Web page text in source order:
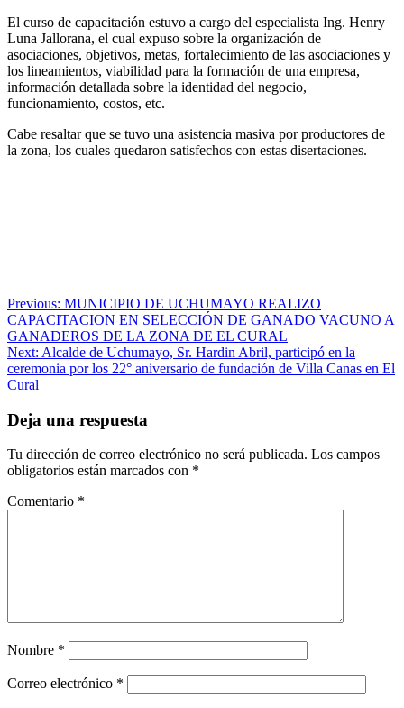
El curso de capacitación estuvo a cargo del especialista Ing. Henry
Luna Jallorana, el cual expuso sobre la organización de
asociaciones, objetivos, metas, fortalecimiento de las asociaciones y
los lineamientos, viabilidad para la formación de una empresa,
información detallada sobre la identidad del negocio,
funcionamiento, costos, etc.
Cabe resaltar que se tuvo una asistencia masiva por productores de
la zona, los cuales quedaron satisfechos con estas disertaciones.
Navegación
de
entradas
Previous: MUNICIPIO DE UCHUMAYO REALIZO
CAPACITACION EN SELECCIÓN DE GANADO VACUNO A
GANADEROS DE LA ZONA DE EL CURAL
Next: Alcalde de Uchumayo, Sr. Hardin Abril, participó en la
ceremonia por los 22° aniversario de fundación de Villa Canas en El
Cural
Deja una respuesta
Tu dirección de correo electrónico no será publicada. Los campos
obligatorios están marcados con *
Comentario *
Nombre *
Correo electrónico *